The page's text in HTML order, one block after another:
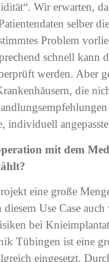
Wir erwarten,
selber
Problem
schnell kann
werden. Aber
die
individuell
mit dem
eine große
Use Case
bei
Tübingen ist eine
eingesetzt.